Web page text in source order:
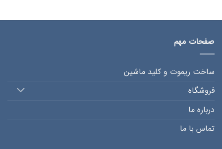
صفحات مهم
ساخت ریموت و کلید ماشین
فروشگاه
درباره ما
تماس با ما